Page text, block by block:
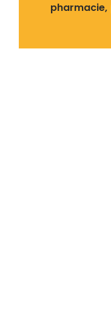
pharmacie